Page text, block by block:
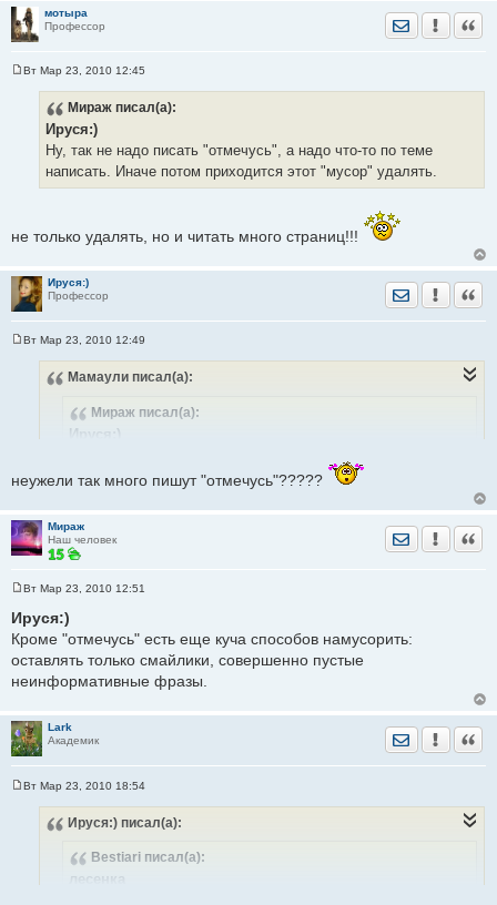
мотыра
Профессор
Отправить
Вт Мар 23, 2010 12:45
Мираж писал(а):
Ируся:)
Ну, так не надо писать "отмечусь", а надо что-то по теме
написать. Иначе потом приходится этот "мусор" удалять.
не только удалять, но и читать много страниц!!!
Ируся:)
Профессор
Отправить
Вт Мар 23, 2010 12:49
Мамаули писал(а):
Мираж писал(а):
Ируся:)
написать. Иначе потом приходится этот "мусор" удалять.
не только удалять, но и читать много страниц!!!
неужели так много пишут "отмечусь"?????
Мираж
Наш человек
Отправить
о
б
е
н
Вт Мар 23, 2010 12:51
Ируся:)
Кроме "отмечусь" есть еще куча способов намусорить:
оставлять только смайлики, совершенно пустые
неинформативные фразы.
Lark
Академик
Отправить
Вт Мар 23, 2010 18:54
Ируся:) писал(а):
Bestiari писал(а):